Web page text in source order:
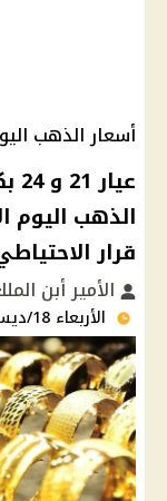
أسعار الذهب اليوم
قرار
الأمير أبن
الأربعاء 18/ديسمبر/2024 - 08:33 م